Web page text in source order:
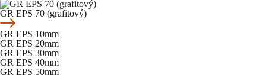
GR EPS 70 (grafitový)
GR EPS 10mm
GR EPS 20mm
GR EPS 30mm
GR EPS 40mm
GR EPS 50mm